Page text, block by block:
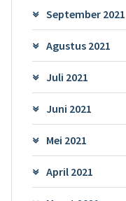
September 2021
Agustus 2021
Juli 2021
Juni 2021
Mei 2021
April 2021